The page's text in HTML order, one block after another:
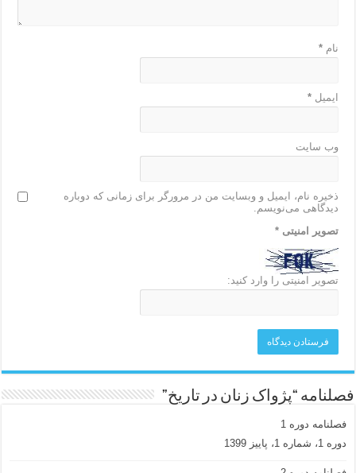
نام*
ایمیل*
وب‌ سایت
ذخیره نام، ایمیل و وبسایت من در مرورگر برای زمانی که دوباره
دیدگاهی می‌نویسم.
تصویر امنیتی*
تصویر امنیتی را وارد کنید:
فصلنامه “پژواک زنان در تاریخ”
فصلنامه دوره 1
دوره 1، شماره 1، پاییز 1399